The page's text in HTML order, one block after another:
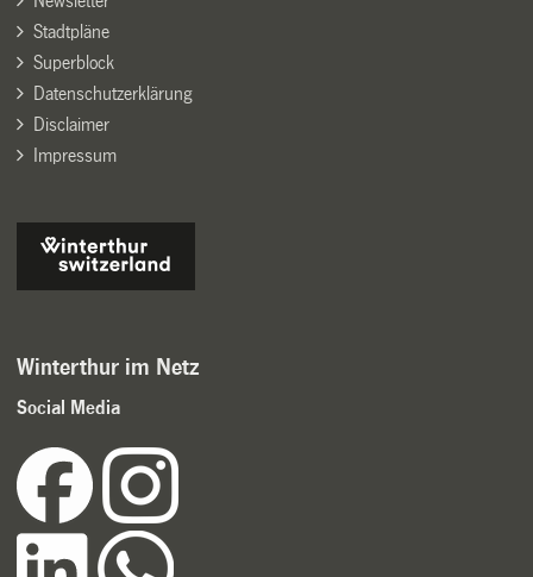
Stadtpläne
Superblock
Datenschutzerklärung
Disclaimer
Impressum
Winterthur im Netz
Social Media